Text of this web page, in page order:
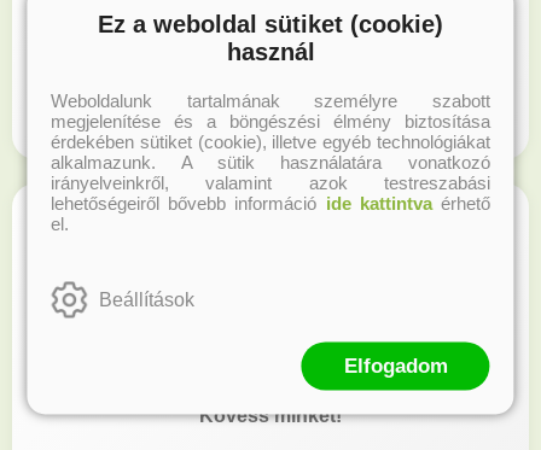
Hűségprogram
Regisztrálj honlapunkon és gyűjtsd a hűségpontokat!
Kövess minket!
Ez a weboldal sütiket (cookie)
használ
Weboldalunk tartalmának személyre szabott
megjelenítése és a böngészési élmény biztosítása
érdekében sütiket (cookie), illetve egyéb technológiákat
alkalmazunk. A sütik használatára vonatkozó
irányelveinkről, valamint azok testreszabási
lehetőségeiről bővebb információ ide kattintvaérhető
el.
Beállítások
Elfogadom